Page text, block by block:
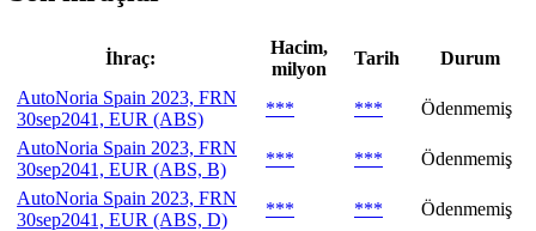
İhraç:
Hacim,
milyon
Tarih
Durum
AutoNoria Spain 2023, FRN
30sep2041, EUR (ABS)
*** ***
Ödenmemiş
AutoNoria Spain 2023, FRN
30sep2041, EUR (ABS, B)
*** ***
Ödenmemiş
AutoNoria Spain 2023, FRN
30sep2041, EUR (ABS, D)
*** ***
Ödenmemiş